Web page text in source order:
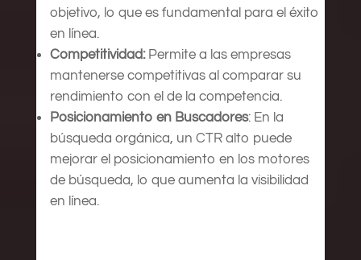
objetivo, lo que es fundamental para el éxito
en línea.
Competitividad:Permite a las empresas
mantenerse competitivas al comparar su
rendimiento con el de la competencia.
Posicionamiento en Buscadores: En la
búsqueda orgánica, un CTR alto puede
mejorar el posicionamiento en los motores
de búsqueda, lo que aumenta la visibilidad
en línea.